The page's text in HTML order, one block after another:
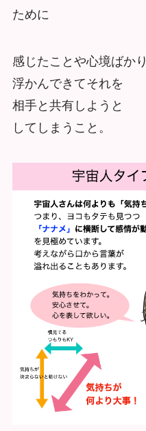
ために
感じたことや心境ばかり
浮かんできてそれを
相手と共有しようと
してしまうこと。